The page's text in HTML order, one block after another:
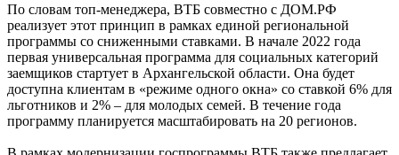
По словам топ-менеджера, ВТБ совместно с ДОМ.РФ
реализует этот принцип в рамках единой региональной
программы со сниженными ставками. В начале 2022 года
первая универсальная программа для социальных категорий
заемщиков стартует в Архангельской области. Она будет
доступна клиентам в «режиме одного окна» со ставкой 6% для
льготников и 2% – для молодых семей. В течение года
программу планируется масштабировать на 20 регионов.